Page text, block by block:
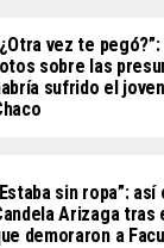
vez te
sobre las
sufrido el
sin ropa”:
Arizaga
demoraron a